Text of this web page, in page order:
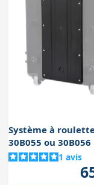
Système à
30B055 ou 30B056
1 avis